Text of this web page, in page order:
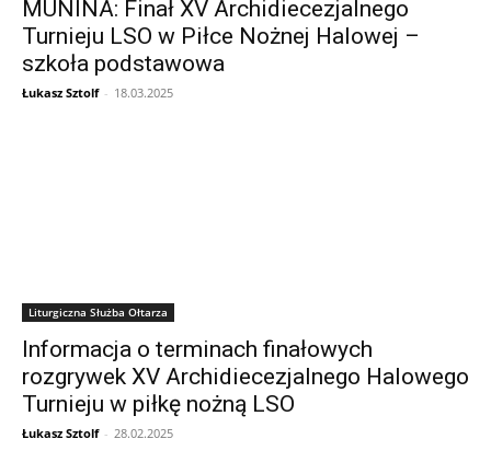
MUNINA: Finał XV Archidiecezjalnego
Turnieju LSO w Piłce Nożnej Halowej –
szkoła podstawowa
Łukasz Sztolf - 18.03.2025
Liturgiczna Służba Ołtarza
Informacja o terminach finałowych
rozgrywek XV Archidiecezjalnego Halowego
Turnieju w piłkę nożną LSO
Łukasz Sztolf - 28.02.2025